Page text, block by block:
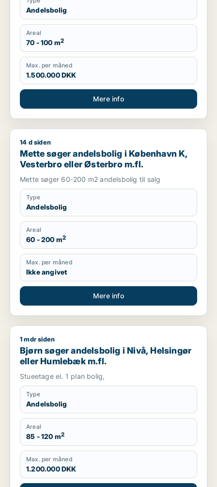
Andelsbolig
Areal
70 - 100 m2
Max. per måned
1.500.000 DKK
Mere info
Mette søger andelsbolig i København K, Vesterbro eller
14 d siden
Mette søger andelsbolig i København K,
Vesterbro eller Østerbro m.fl.
Mette søger 60-200 m2 andelsbolig til salg
Type
Andelsbolig
Areal
60 - 200 m2
Max. per måned
Ikke angivet
Mere info
Bjørn søger andelsbolig i Nivå, Helsingør eller Humlebæk
1 mdr siden
Bjørn søger andelsbolig i Nivå, Helsingør
eller Humlebæk m.fl.
Stueetage el. 1 plan bolig,
Type
Andelsbolig
Areal
85 - 120 m2
Max. per måned
1.200.000 DKK